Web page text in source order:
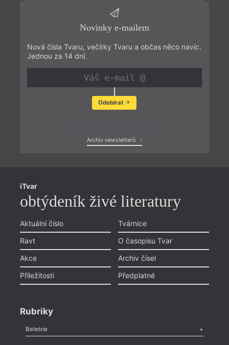
Novinky e-mailem
Nová čísla Tvaru, večírky Tvaru a občas něco navíc.
Jednou za 14 dní.
Odebírat
Archiv newsletterů
iTvar
obtýdeník živé literatury
Aktuální číslo
Ravt
Akce
Příležitosti
Tvárnice
O časopisu Tvar
Archiv čísel
Předplatné
Rubriky
Beletrie